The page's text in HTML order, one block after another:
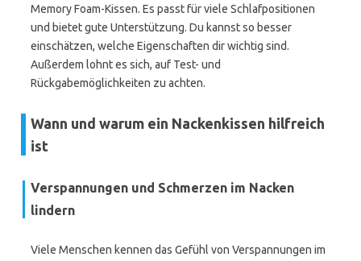
Memory Foam-Kissen. Es passt für viele Schlafpositionen
und bietet gute Unterstützung. Du kannst so besser
einschätzen, welche Eigenschaften dir wichtig sind.
Außerdem lohnt es sich, auf Test- und
Rückgabemöglichkeiten zu achten.
Wann und warum ein Nackenkissen hilfreich
ist
Verspannungen und Schmerzen im Nacken
lindern
Viele Menschen kennen das Gefühl von Verspannungen im